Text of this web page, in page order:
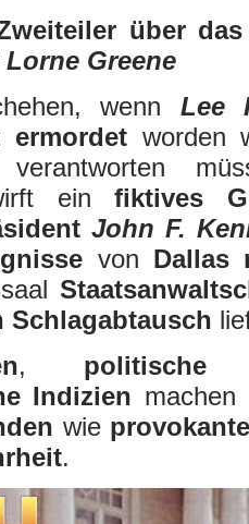
über
Lorne Greene
wenn Lee
ermordetworden
verantworten
einfiktives
John F.
von Dallas
Schlagabtausch
, politische
Indizien
wie
.